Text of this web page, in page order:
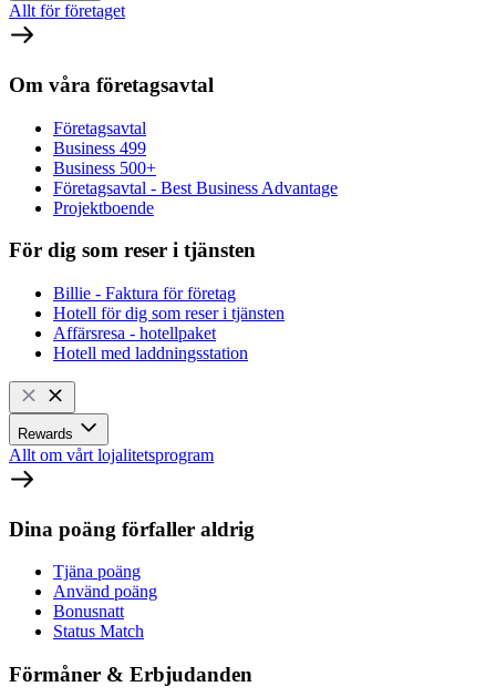
Allt för företaget
Om våra företagsavtal
Företagsavtal
Business 499
Business 500+
Företagsavtal - Best Business Advantage
Projektboende
För dig som reser i tjänsten
Billie - Faktura för företag
Hotell för dig som reser i tjänsten
Affärsresa - hotellpaket
Hotell med laddningsstation
Rewards
Allt om vårt lojalitetsprogram
Dina poäng förfaller aldrig
Tjäna poäng
Använd poäng
Bonusnatt
Status Match
Förmåner & Erbjudanden